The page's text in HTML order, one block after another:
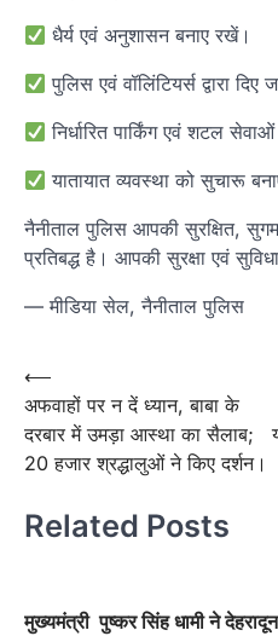
धैर्य एवं अनुशासन बनाए रखें।
पुलिस एवं वॉलिंटियर्स द्वारा
निर्धारित पार्किंग एवं शटल
यातायात व्यवस्था को सुचारू
नैनीताल पुलिस आपकी सुरक्षित,
प्रतिबद्ध है। आपकी सुरक्षा एवं
— मीडिया सेल, नैनीताल पुलिस
Post
navigation
⟵
अफवाहों पर न दें ध्यान, बाबा के
दरबार में उमड़ा आस्था का सैलाब;
20 हजार श्रद्धालुओं ने किए दर्शन।
Related Posts
मुख्यमंत्री पुष्कर सिंह धामी ने